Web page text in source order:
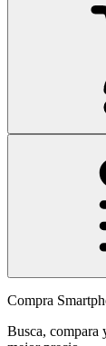
Compra
Busca, compara